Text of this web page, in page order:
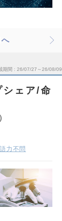
期間 26/07/27～26/08/09
シェア/命
力不問